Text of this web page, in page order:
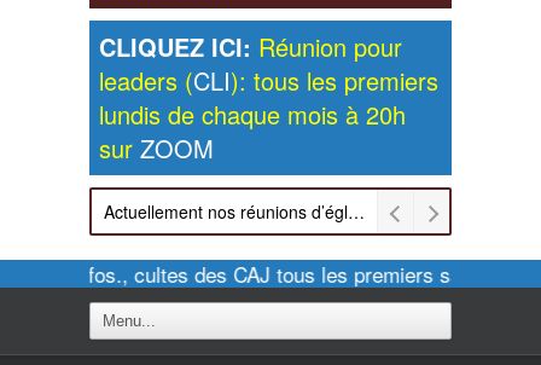
CLIQUEZ ICI: Réunion pour
leaders (CLI): tous les premiers
lundis de chaque mois à 20h
sur ZOOM
Actuellement nos réunions d’église sont retransmises sur ZOOM les dimanches à 11h et vendredis à 20h00
Pour infos., cultes des CAJ tous les premiers samedis